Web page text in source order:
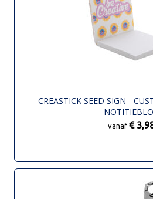
CREASTICK SEED SIGN -
vanaf €